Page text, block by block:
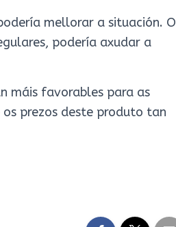
mellorar a situación. O
podería axudar a
máis favorables para as
prezos deste produto tan